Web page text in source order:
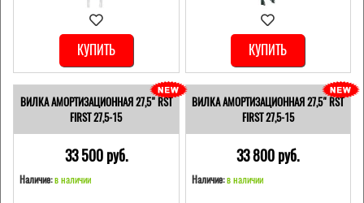
КУПИТЬ КУПИТЬ
ВИЛКА АМОРТИЗАЦИОННАЯ 27,5" RST
FIRST 27,5-15
33 500 pуб.
Наличие:в наличии
ВИЛКА АМОРТИЗАЦИОННАЯ 27,5" RST
FIRST 27,5-15
33 800 pуб.
Наличие: в наличии